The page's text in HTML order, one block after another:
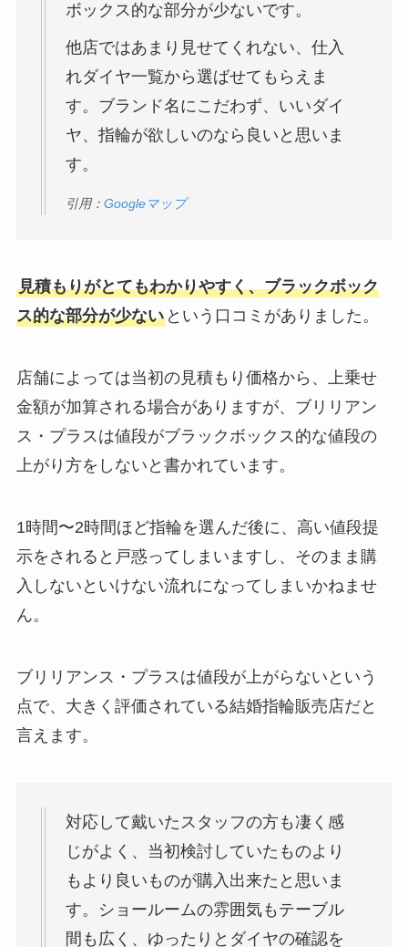
ボックス的な部分が少ないです。
他店ではあまり見せてくれない、仕入
れダイヤ一覧から選ばせてもらえま
す。ブランド名にこだわず、いいダイ
ヤ、指輪が欲しいのなら良いと思いま
す。
引用： Googleマップ
見積もりがとてもわかりやすく、ブラックボック
ス的な部分が少ないという口コミがありました。
店舗によっては当初の見積もり価格から、上乗せ
金額が加算される場合がありますが、ブリリアン
ス・プラスは値段がブラックボックス的な値段の
上がり方をしないと書かれています。
1時間〜2時間ほど指輪を選んだ後に、高い値段提
示をされると戸惑ってしまいますし、そのまま購
入しないといけない流れになってしまいかねませ
ん。
ブリリアンス・プラスは値段が上がらないという
点で、大きく評価されている結婚指輪販売店だと
言えます。
対応して戴いたスタッフの方も凄く感
じがよく、当初検討していたものより
もより良いものが購入出来たと思いま
す。ショールームの雰囲気もテーブル
間も広く、ゆったりとダイヤの確認を